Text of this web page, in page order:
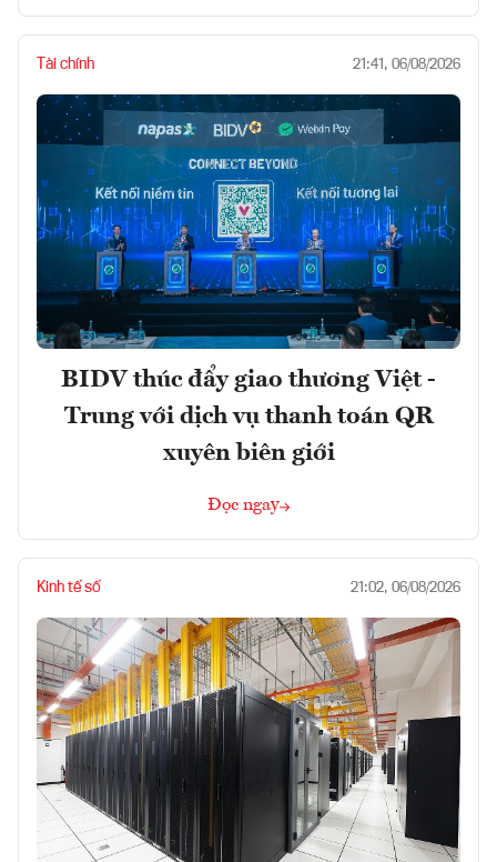
Tài chính 21:41, 06/08/2026
BIDV thúc đẩy giao thương Việt -
Trung với dịch vụ thanh toán QR
xuyên biên giới
Đọc ngay
Kinh tế số 21:02, 06/08/2026